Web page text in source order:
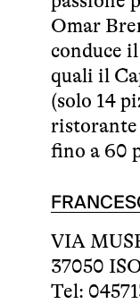
Omar
conduce
quali il
(solo 14
ristorante
fino a 60
VIA
37050
Tel: